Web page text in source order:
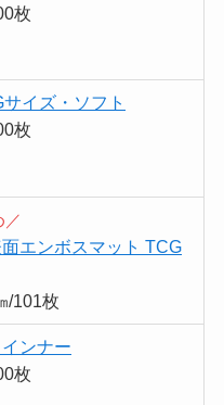
枚
イズ・ソフト
枚
／
エンボスマット TCG
/101枚
ンナー
枚